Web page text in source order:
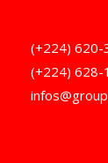
(+224) 620-
(+224) 628-